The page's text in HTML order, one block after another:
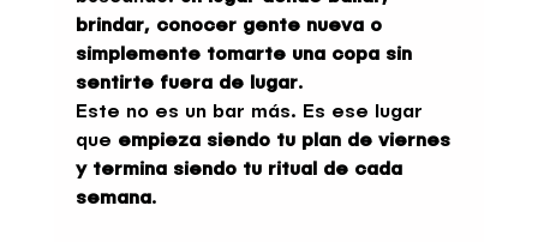
brindar, conocer gente nueva o
simplemente tomarte una copa sin
sentirte fuera de lugar.
Este no es un bar más. Es ese lugar
que empieza siendo tu plan de viernes
y termina siendo tu ritual de cada
semana.